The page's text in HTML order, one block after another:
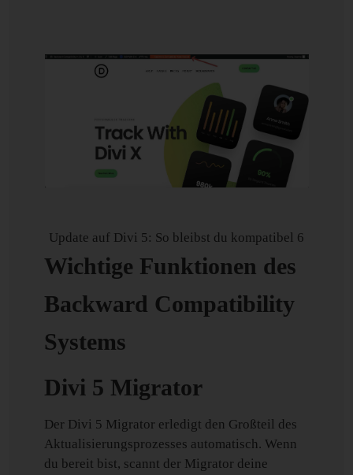
Update auf Divi 5: So bleibst du kompatibel 6
Wichtige Funktionen des
Backward Compatibility
Systems
Divi 5 Migrator
Der Divi 5 Migrator erledigt den Großteil des
Aktualisierungsprozesses automatisch. Wenn
du bereit bist, scannt der Migrator deine